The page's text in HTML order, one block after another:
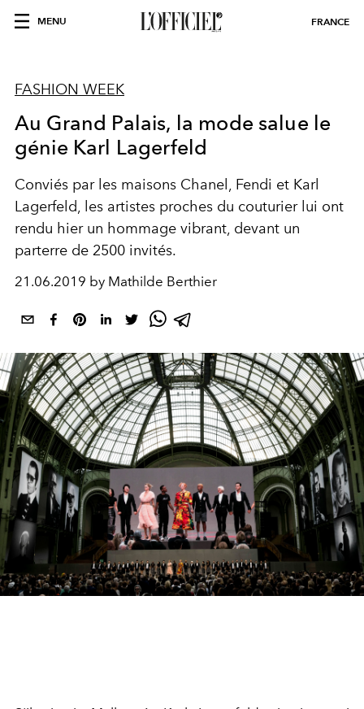
MENU FRANCE
FASHION WEEK
Au Grand Palais, la mode salue le
génie Karl Lagerfeld
Conviés par les maisons Chanel, Fendi et Karl
Lagerfeld, les artistes proches du couturier lui ont
rendu hier un hommage vibrant, devant un
parterre de 2500 invités.
21.06.2019 by Mathilde Berthier